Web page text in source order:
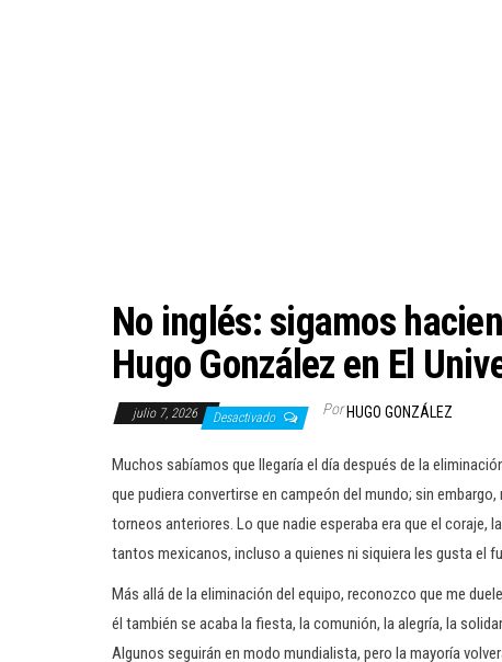
No inglés: sigamos
Hugo González en El
julio 7, 2026 Desactivado Por HUGO GONZÁLEZ
Muchos sabíamos que llegaría el día después de la
que pudiera convertirse en campeón del mundo; sin
torneos anteriores. Lo que nadie esperaba era que el
tantos mexicanos, incluso a quienes ni siquiera les gusta el
Más allá de la eliminación del equipo, reconozco que me
él también se acaba la fiesta, la comunión, la alegría, la
Algunos seguirán en modo mundialista, pero la mayoría